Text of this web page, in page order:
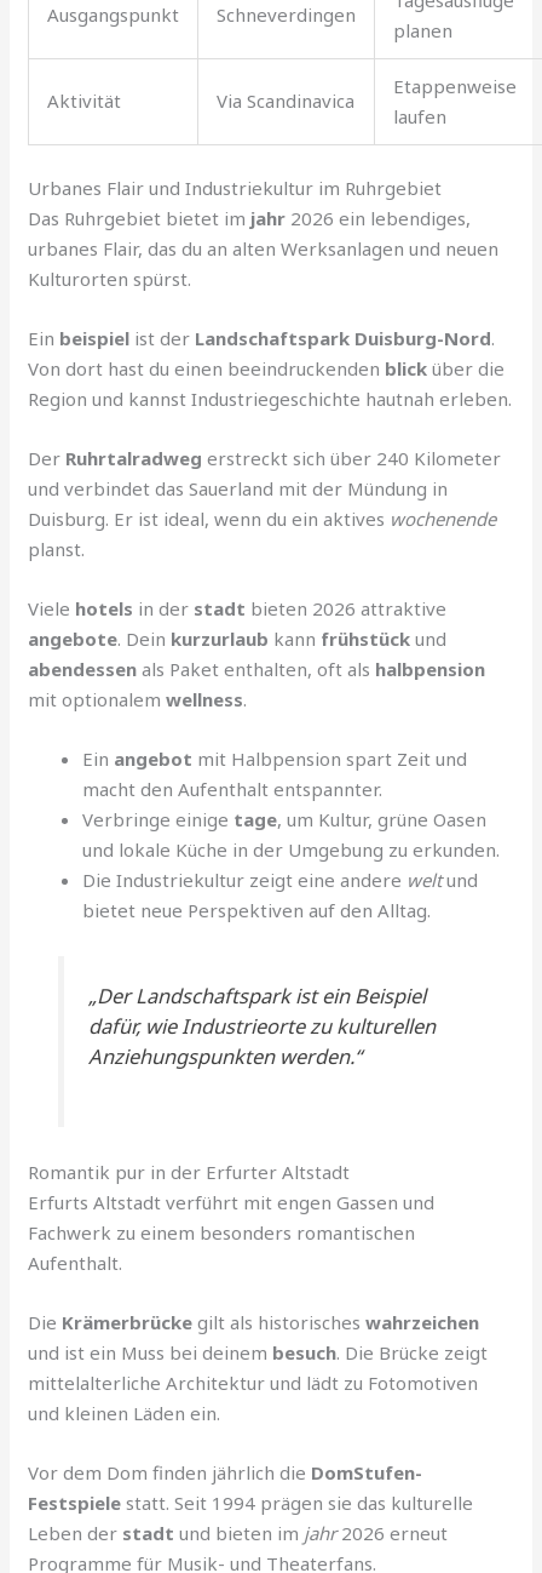
Ausgangspunkt Schneverdingen
planen
Aktivität Via Scandinavica
Etappenweise
laufen
Urbanes Flair und Industriekultur im Ruhrgebiet
Das Ruhrgebiet bietet im jahr 2026 ein lebendiges,
urbanes Flair, das du an alten Werksanlagen und neuen
Kulturorten spürst.
Ein beispiel ist der Landschaftspark Duisburg-Nord.
Von dort hast du einen beeindruckenden blick über die
Region und kannst Industriegeschichte hautnah erleben.
Der Ruhrtalradweg erstreckt sich über 240 Kilometer
und verbindet das Sauerland mit der Mündung in
Duisburg. Er ist ideal, wenn du ein aktives wochenende
planst.
Viele hotels in der stadt bieten 2026 attraktive
angebote. Dein kurzurlaub kann frühstück und
abendessen als Paket enthalten, oft als halbpension
mit optionalemwellness.
Ein angebot mit Halbpension spart Zeit und
macht den Aufenthalt entspannter.
Verbringe einige tage, um Kultur, grüne Oasen
und lokale Küche in der Umgebung zu erkunden.
Die Industriekultur zeigt eine andere weltund
bietet neue Perspektiven auf den Alltag.
„Der Landschaftspark ist ein Beispiel
dafür, wie Industrieorte zu kulturellen
Anziehungspunkten werden.“
Romantik pur in der Erfurter Altstadt
Erfurts Altstadt verführt mit engen Gassen und
Fachwerk zu einem besonders romantischen
Aufenthalt.
Die Krämerbrücke gilt als historischeswahrzeichen
und ist ein Muss bei deinem besuch. Die Brücke zeigt
mittelalterliche Architektur und lädt zu Fotomotiven
und kleinen Läden ein.
Vor dem Dom finden jährlich die DomStufen-
Festspiele statt. Seit 1994 prägen sie das kulturelle
Leben der stadt und bieten im jahr2026 erneut
Programme für Musik- und Theaterfans.